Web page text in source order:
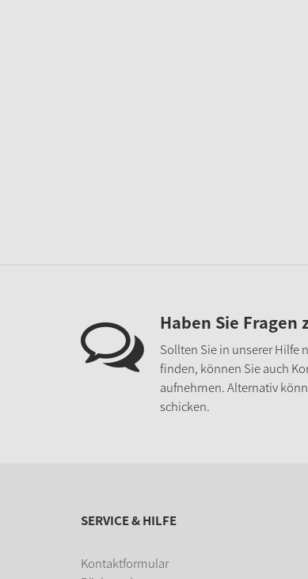
Haben Sie Fragen
Sollten Sie in unserer Hilfe
finden, können Sie auch
aufnehmen. Alternativ
schicken.
SERVICE & HILFE
Kontaktformular